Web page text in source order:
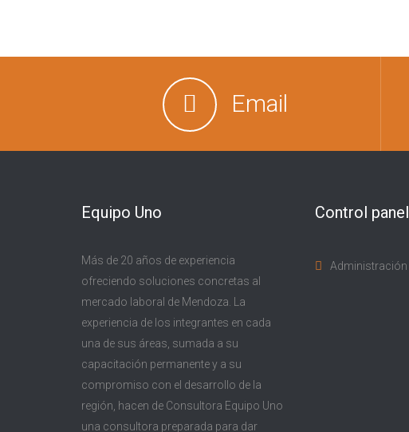
Email
Equipo Uno
Más de 20 años de experiencia
ofreciendo soluciones concretas al
mercado laboral de Mendoza. La
experiencia de los integrantes en cada
una de sus áreas, sumada a su
capacitación permanente y a su
compromiso con el desarrollo de la
región, hacen de Consultora Equipo Uno
una consultora preparada para dar
Control panel
Administración